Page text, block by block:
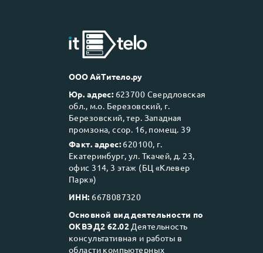
ООО АйТитело.ру
Юр. адрес: 623700 Свердловская
обл., м.о. Березовский, г.
Березовский, тер. Западная
промзона, ссор. 16, помещ. 39
Факт. адрес: 620100, г.
Екатеринбург, ул. Ткачей, д. 23,
офис 314, 3 этаж (БЦ «Клевер
Парк»)
ИНН: 6678087320
Основной вид деятельности по
ОКВЭД2 62.02 Деятельность
консультативная и работы в
области компьютерных